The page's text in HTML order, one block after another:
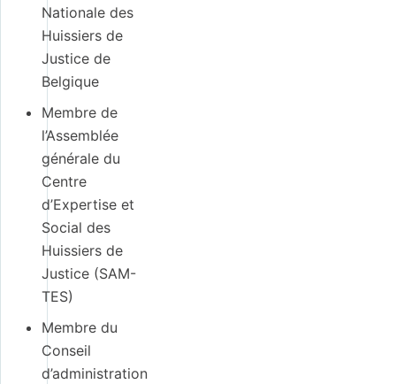
Nationale des
Huissiers de
Justice de
Belgique
Membre de
l’Assemblée
générale du
Centre
d’Expertise et
Social des
Huissiers de
Justice (SAM-
TES)
Membre du
Conseil
d’administration